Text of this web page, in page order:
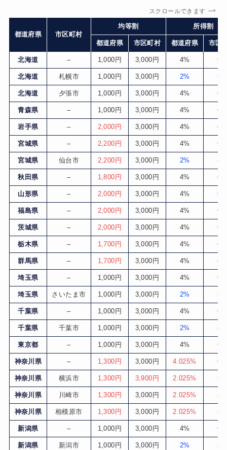
スクロールできます
都道府県 市区町村
均等割 所得割
都道府県 市区町村 都道府県 市区
北海道 – 1,000円 3,000円 4% 6%
北海道 札幌市 1,000円 3,000円 2% 8%
北海道 夕張市 1,000円 3,000円 4% 6%
青森県 – 1,000円 3,000円 4% 6%
岩手県 – 2,000円 3,000円 4% 6%
宮城県 – 2,200円 3,000円 4% 6%
宮城県 仙台市 2,200円 3,000円 2% 8%
秋田県 – 1,800円 3,000円 4% 6%
山形県 – 2,000円 3,000円 4% 6%
福島県 – 2,000円 3,000円 4% 6%
茨城県 – 2,000円 3,000円 4% 6%
栃木県 – 1,700円 3,000円 4% 6%
群馬県 – 1,700円 3,000円 4% 6%
埼玉県 – 1,000円 3,000円 4% 6%
埼玉県 さいたま市 1,000円 3,000円 2% 8%
千葉県 – 1,000円 3,000円 4% 6%
千葉県 千葉市 1,000円 3,000円 2% 8%
東京都 – 1,000円 3,000円 4% 6%
神奈川県 – 1,300円 3,000円 4.025% 6%
神奈川県 横浜市 1,300円 3,900円 2.025% 8%
神奈川県 川崎市 1,300円 3,000円 2.025% 8%
神奈川県 相模原市 1,300円 3,000円 2.025% 8%
新潟県 – 1,000円 3,000円 4% 6%
新潟県 新潟市 1,000円 3,000円 2% 8%